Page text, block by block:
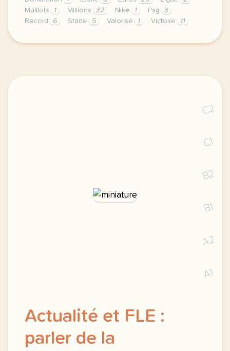
Maillots
1 Millions 32 Nike 1 Psg
3
Record
6 Stade 5 Valorisé 1 Victoire 11
exercice b2 le psg remporte la ligue des
C2
C1
B2
B1
A2
A1
Actualité et FLE :
parler de la